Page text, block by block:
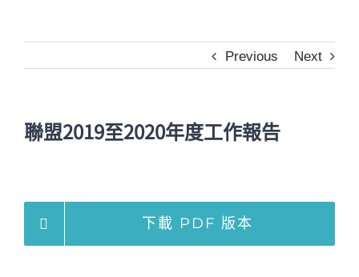
Previous Next
聯盟2019至2020年度工作報告
下載 PDF 版本